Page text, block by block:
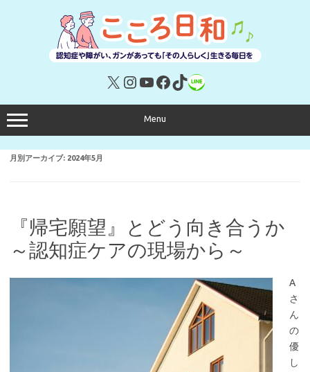
X Instagram
YouTube
Facebook
TikTok
リンク
Menu
月別アーカイブ: 2024年5月
『帰宅願望』とどう向き合うか
～認知症ケアの現場から～
A
さ
ん
の
優
し